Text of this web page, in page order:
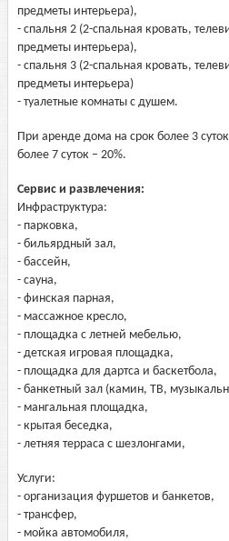
предметы интерьера),
- спальня 2 (2-спальная кровать,
предметы интерьера),
- спальня 3 (2-спальная кровать,
предметы интерьера)
- туалетные комнаты с душем.
При аренде дома на срок более 3
более 7 суток – 20%.
Сервис и развлечения:
Инфраструктура:
- парковка,
- бильярдный зал,
- бассейн,
- сауна,
- финская парная,
- массажное кресло,
- площадка с летней мебелью,
- детская игровая площадка,
- площадка для дартса и баскетбола,
- банкетный зал (камин, ТВ,
- мангальная площадка,
- крытая беседка,
- летняя терраса с шезлонгами,
Услуги:
- организация фуршетов и банкетов,
- трансфер,
- мойка автомобиля,